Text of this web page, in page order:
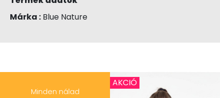
Márka : Blue Nature
Minden nálad
AKCIÓ